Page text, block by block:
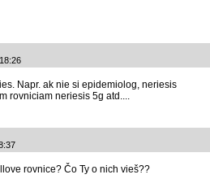
Napr. ak nie si epidemiolog, neriesis
rovniciam neriesis 5g atd....
rovnice? Čo Ty o nich vieš??